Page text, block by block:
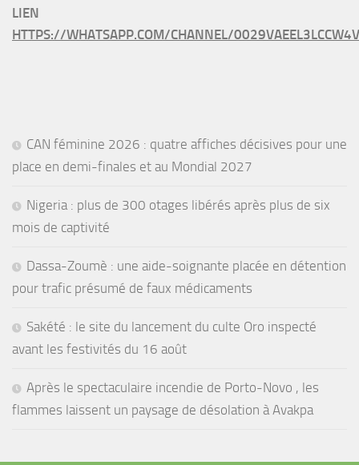
LIEN
HTTPS://WHATSAPP.COM/CHANNEL/
CAN féminine 2026 : quatre affiches décisives pour une
place en demi-finales et au Mondial 2027
Nigeria : plus de 300 otages libérés après plus de six
mois de captivité
Dassa-Zoumè : une aide-soignante placée en détention
pour trafic présumé de faux médicaments
Sakété : le site du lancement du culte Oro inspecté
avant les festivités du 16 août
Après le spectaculaire incendie de Porto-Novo , les
flammes laissent un paysage de désolation à Avakpa